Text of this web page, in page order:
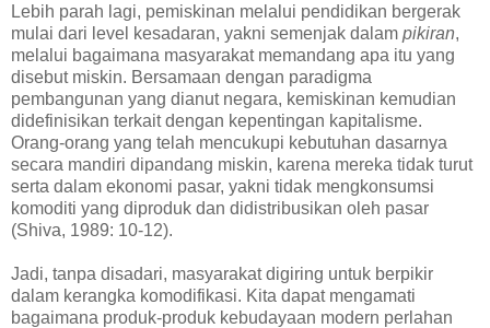
Lebih parah lagi, pemiskinan melalui pendidikan bergerak
mulai dari level kesadaran, yakni semenjak dalam pikiran,
melalui bagaimana masyarakat memandang apa itu yang
disebut miskin. Bersamaan dengan paradigma
pembangunan yang dianut negara, kemiskinan kemudian
didefinisikan terkait dengan kepentingan kapitalisme.
Orang-orang yang telah mencukupi kebutuhan dasarnya
secara mandiri dipandang miskin, karena mereka tidak turut
serta dalam ekonomi pasar, yakni tidak mengkonsumsi
komoditi yang diproduk dan didistribusikan oleh pasar
(Shiva, 1989: 10-12).
Jadi, tanpa disadari, masyarakat digiring untuk berpikir
dalam kerangka komodifikasi. Kita dapat mengamati
bagaimana produk-produk kebudayaan modern perlahan